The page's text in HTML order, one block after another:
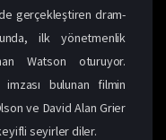
gerçekleştiren dram-
ilk yönetmenlik
Watson oturuyor.
bulunan filmin
ve David Alan Grier
seyirler diler.